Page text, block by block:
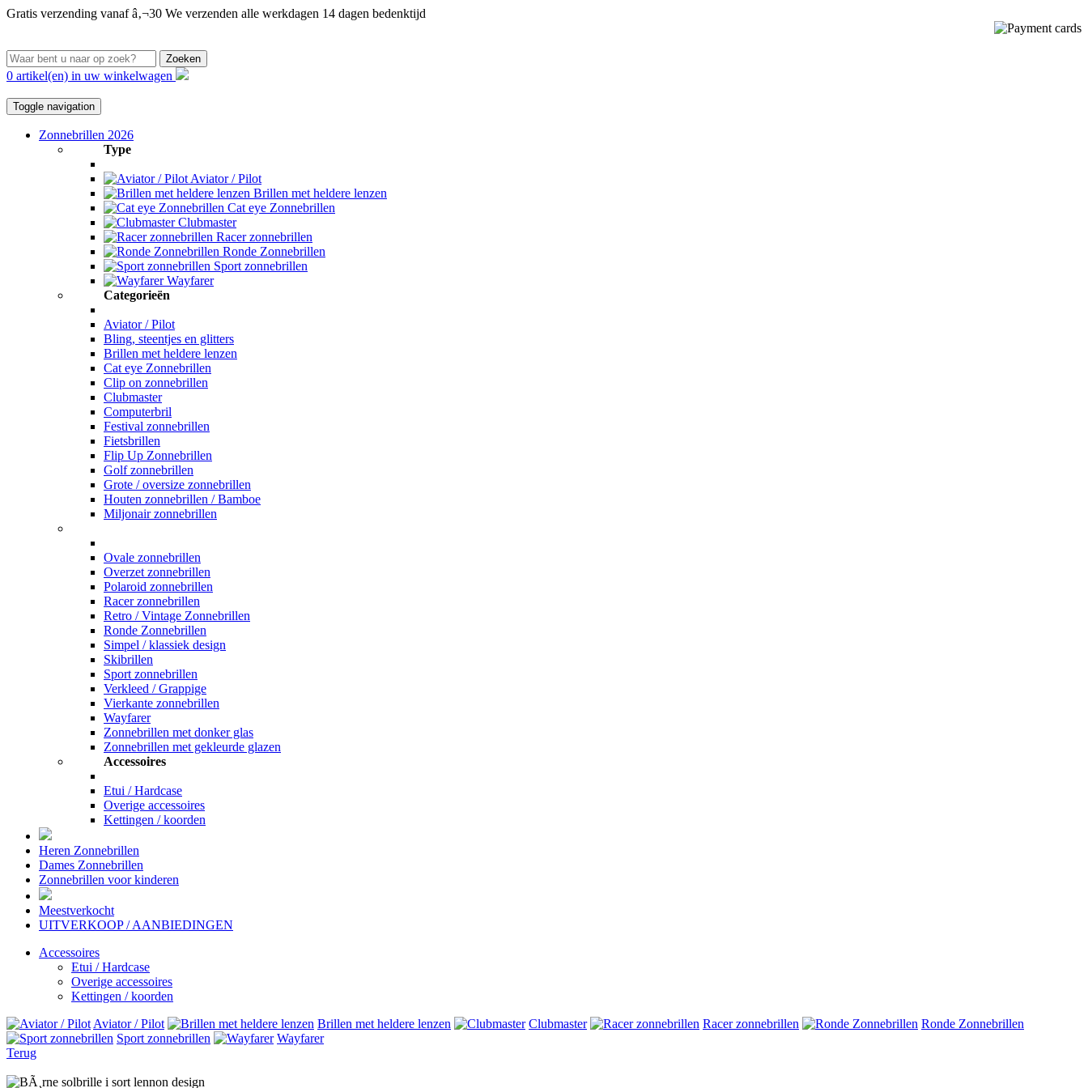
Gratis verzending vanaf â‚¬30 We verzenden alle werkdagen 14 dagen bedenktijd
Zoeken
0 artikel(en) in uw winkelwagen
Toggle navigation
Zonnebrillen 2026
Type
Aviator / Pilot
Brillen met heldere lenzen
Cat eye Zonnebrillen
Clubmaster
Racer zonnebrillen
Ronde Zonnebrillen
Sport zonnebrillen
Wayfarer
Categorieën
Aviator / Pilot
Bling, steentjes en glitters
Brillen met heldere lenzen
Cat eye Zonnebrillen
Clip on zonnebrillen
Clubmaster
Computerbril
Festival zonnebrillen
Fietsbrillen
Flip Up Zonnebrillen
Golf zonnebrillen
Grote / oversize zonnebrillen
Houten zonnebrillen / Bamboe
Miljonair zonnebrillen
Ovale zonnebrillen
Overzet zonnebrillen
Polaroid zonnebrillen
Racer zonnebrillen
Retro / Vintage Zonnebrillen
Ronde Zonnebrillen
Simpel / klassiek design
Skibrillen
Sport zonnebrillen
Verkleed / Grappige
Vierkante zonnebrillen
Wayfarer
Zonnebrillen met donker glas
Zonnebrillen met gekleurde glazen
Accessoires
Etui / Hardcase
Overige accessoires
Kettingen / koorden
Heren Zonnebrillen
Dames Zonnebrillen
Zonnebrillen voor kinderen
Meestverkocht
UITVERKOOP / AANBIEDINGEN
Accessoires
Etui / Hardcase
Overige accessoires
Kettingen / koorden
Aviator / Pilot
Brillen met heldere lenzen Clubmaster Racer zonnebrillen
Ronde Zonnebrillen
Sport zonnebrillen
Wayfarer
Terug